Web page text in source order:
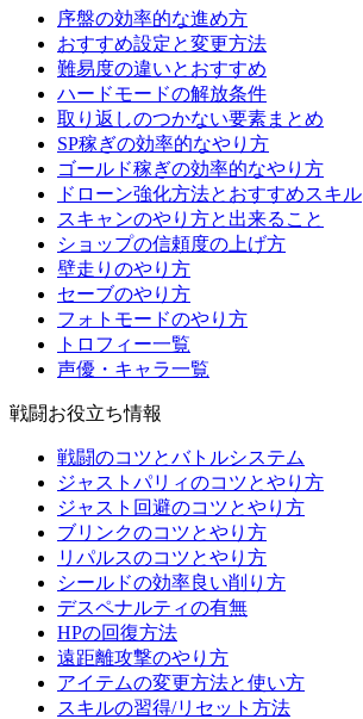
序盤の効率的な進め方
おすすめ設定と変更方法
難易度の違いとおすすめ
ハードモードの解放条件
取り返しのつかない要素まとめ
SP稼ぎの効率的なやり方
ゴールド稼ぎの効率的なやり方
ドローン強化方法とおすすめスキル
スキャンのやり方と出来ること
ショップの信頼度の上げ方
壁走りのやり方
セーブのやり方
フォトモードのやり方
トロフィー一覧
声優・キャラ一覧
戦闘お役立ち情報
戦闘のコツとバトルシステム
ジャストパリィのコツとやり方
ジャスト回避のコツとやり方
ブリンクのコツとやり方
リパルスのコツとやり方
シールドの効率良い削り方
デスペナルティの有無
HPの回復方法
遠距離攻撃のやり方
アイテムの変更方法と使い方
スキルの習得/リセット方法